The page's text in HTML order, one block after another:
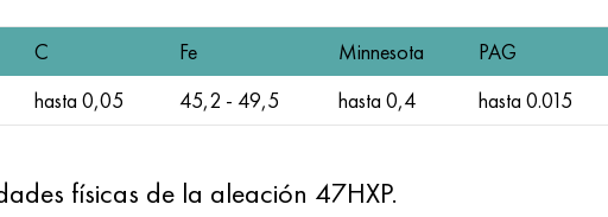
C Fe Minnesota PAG
hasta 0,05 45,2 - 49,5 hasta 0,4 hasta 0.015
físicas de la aleación 47НХР.